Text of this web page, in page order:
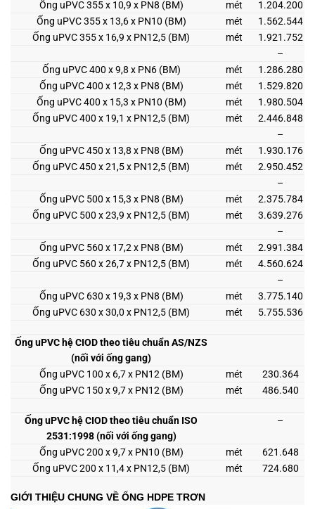
Ống uPVC 355 x 10,9 x PN8 (BM)
mét
1.204.200
Ống uPVC 355 x 13,6 x PN10 (BM)
mét
1.562.544
Ống uPVC 355 x 16,9 x PN12,5 (BM)
mét
1.921.752
–
Ống uPVC 400 x 9,8 x PN6 (BM)
mét
1.286.280
Ống uPVC 400 x 12,3 x PN8 (BM)
mét
1.529.820
Ống uPVC 400 x 15,3 x PN10 (BM)
mét
1.980.504
Ống uPVC 400 x 19,1 x PN12,5 (BM)
mét
2.446.848
–
Ống uPVC 450 x 13,8 x PN8 (BM)
mét
1.930.176
Ống uPVC 450 x 21,5 x PN12,5 (BM)
mét
2.950.452
–
Ống uPVC 500 x 15,3 x PN8 (BM)
mét
2.375.784
Ống uPVC 500 x 23,9 x PN12,5 (BM)
mét
3.639.276
–
Ống uPVC 560 x 17,2 x PN8 (BM)
mét
2.991.384
Ống uPVC 560 x 26,7 x PN12,5 (BM)
mét
4.560.624
–
Ống uPVC 630 x 19,3 x PN8 (BM)
mét
3.775.140
Ống uPVC 630 x 30,0 x PN12,5 (BM)
mét 5.755.536
Ống uPVC hệ CIOD theo tiêu chuẩn AS/NZS
(nối với ống gang)
Ống uPVC 100 x 6,7 x PN12 (BM)
mét
230.364
Ống uPVC 150 x 9,7 x PN12 (BM)
mét 486.540
Ống uPVC hệ CIOD theo tiêu chuẩn ISO
2531:1998 (nối với ống gang)
–
Ống uPVC 200 x 9,7 x PN10 (BM) mét
621.648
Ống uPVC 200 x 11,4 x PN12,5 (BM)
mét 724.680
GIỚI THIỆU CHUNG VỀ ỐNG HDPE TRƠN